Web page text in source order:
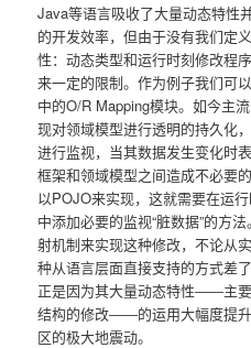
Java等语言吸收了大量动态特性
的开发效率，但由于没有我们定
性：动态类型和运行时刻修改程
来一定的限制。作为例子我们可
中的O/R Mapping模块。如今主
现对领域模型进行透明的持久化
进行监视，当其数据发生变化时
框架和领域模型之间造成不必要
以POJO来实现，这就需要在运
中添加必要的监视“脏数据”的方
射机制来实现这种修改，不论从
种从语言层面直接支持的方式差
正是因为其大量动态特性――主
结构的修改――的运用大幅度提
区的极大地震动。